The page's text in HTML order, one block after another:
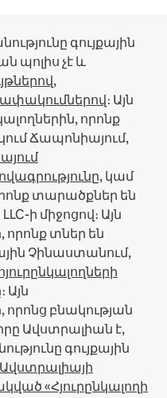
գույքային
պոլիս չէ և
։ Այն
որոնք
Ճապոնիայում,
, կամ
տարածքներ են
ի միջոցով։ Այն
որոնք տներ են
Չինաստանում,
։ Այն
որոնց բնակության
Ավստրալիան է,
գույքային
Ավստրալիայի
«Հյուրընկալողի